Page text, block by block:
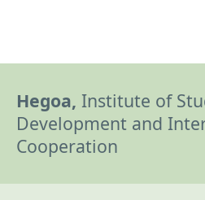
Hegoa, Institute of
Development and
Cooperation